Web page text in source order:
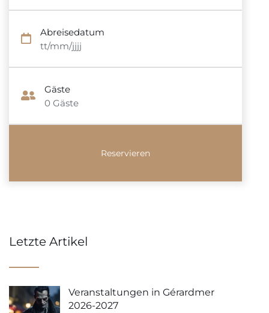
Abreisedatum
tt/mm/jjjj
Gäste
0 Gäste
Letzte Artikel
Veranstaltungen in Gérardmer
2026-2027